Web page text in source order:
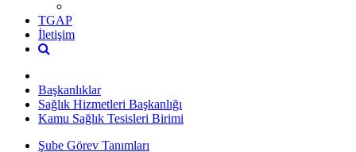
TGAP
İletişim
Başkanlıklar
Sağlık Hizmetleri Başkanlığı
Kamu Sağlık Tesisleri Birimi
Şube Görev Tanımları